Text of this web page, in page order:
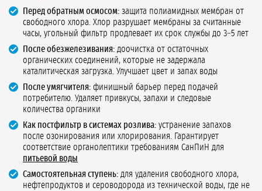
Перед обратным осмосом: защита полиамидных мембран от
свободного хлора. Хлор разрушает мембраны за считанные
часы, угольный фильтр продлевает их срок службы до 3–5 лет
После обезжелезивания: доочистка от остаточных
органических соединений, которые не задержала
каталитическая загрузка. Улучшает цвет и запах воды
После умягчителя: финишный барьер перед подачей
потребителю. Удаляет привкусы, запахи и следовые
количества органики
Как постфильтр в системах розлива: устранение запахов
после озонирования или хлорирования. Гарантирует
соответствие органолептики требованиям СанПиН для
питьевой воды
Самостоятельная ступень: для удаления свободного хлора,
нефтепродуктов и сероводорода из технической воды, где не